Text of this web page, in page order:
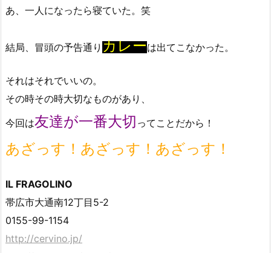
あ、一人になったら寝ていた。笑
結局、冒頭の予告通り カレーは出てこなかった。
それはそれでいいの。
その時その時大切なものがあり、
今回は友達が一番大切 ってことだから！
あざっす！あざっす！あざっす！
IL FRAGOLINO
帯広市大通南12丁目5-2
0155-99-1154
http://cervino.jp/